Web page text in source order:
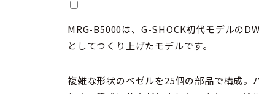
MRG-B5000は、G-SHOCK初代モデルの
としてつくり上げたモデルです。
複雑な形状のベゼルを25個の部品で構成。